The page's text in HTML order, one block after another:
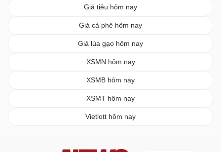
Giá tiêu hôm nay
Giá cà phê hôm nay
Giá lúa gạo hôm nay
XSMN hôm nay
XSMB hôm nay
XSMT hôm nay
Vietlott hôm nay